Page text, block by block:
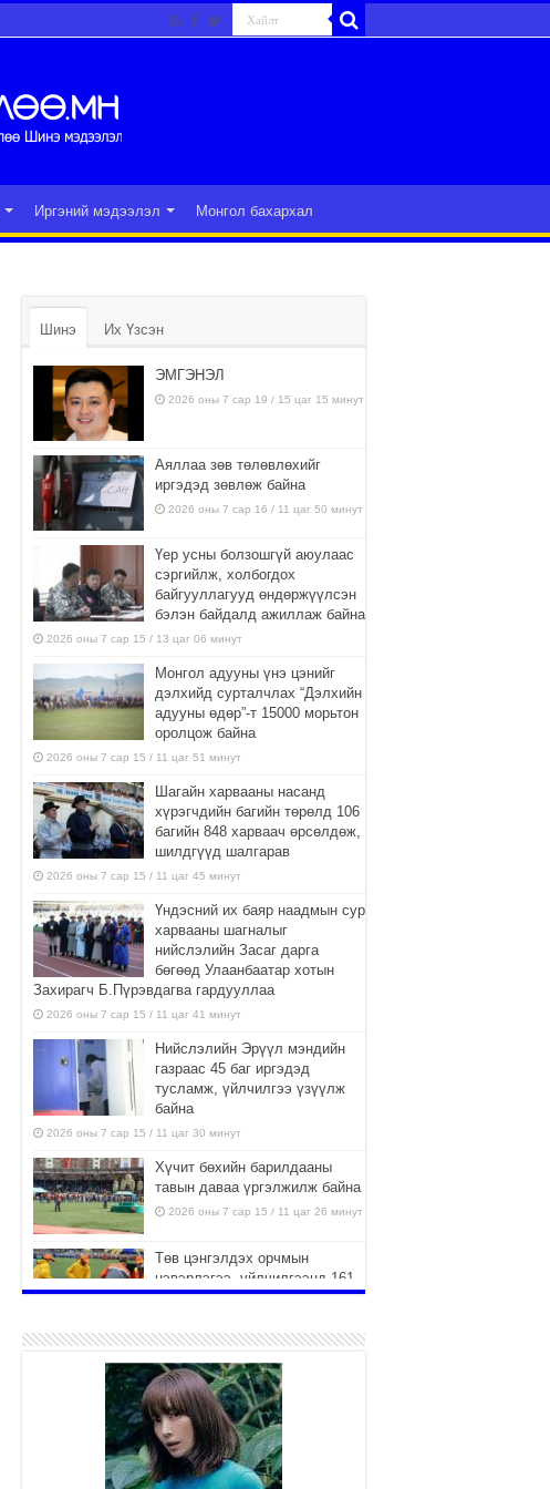
Иргэний мэдээлэл Монгол бахархал
Шинэ Их Үзсэн
ЭМГЭНЭЛ
2026 оны 7 сар 19 / 15 цаг 15 минут
Аяллаа зөв төлөвлөхийг
иргэдэд зөвлөж байна
2026 оны 7 сар 16 / 11 цаг 50 минут
Үер усны болзошгүй аюулаас
сэргийлж, холбогдох
байгууллагууд өндөржүүлсэн
бэлэн байдалд ажиллаж байна
2026 оны 7 сар 15 / 13 цаг 06 минут
Монгол адууны үнэ цэнийг
дэлхийд сурталчлах “Дэлхийн
адууны өдөр”-т 15000 морьтон
оролцож байна
2026 оны 7 сар 15 / 11 цаг 51 минут
Шагайн харвааны насанд
хүрэгчдийн багийн төрөлд 106
багийн 848 харваач өрсөлдөж,
шилдгүүд шалгарав
2026 оны 7 сар 15 / 11 цаг 45 минут
Үндэсний их баяр наадмын сур
харвааны шагналыг
нийслэлийн Засаг дарга
бөгөөд Улаанбаатар хотын
Захирагч Б.Пүрэвдагва гардууллаа
2026 оны 7 сар 15 / 11 цаг 41 минут
Нийслэлийн Эрүүл мэндийн
газраас 45 баг иргэдэд
тусламж, үйлчилгээ үзүүлж
байна
2026 оны 7 сар 15 / 11 цаг 30 минут
Хүчит бөхийн барилдааны
тавын даваа үргэлжилж байна
2026 оны 7 сар 15 / 11 цаг 26 минут
Төв цэнгэлдэх орчмын
цэвэрлэгээ, үйлчилгээнд 161
ажилтан, 27 техниктэй
2026 оны 7 сар 15 / 11 цаг 22 минут
Наадмын амралтын өдрүүдэд
нийслэлийн эрүүл мэндийн
байгууллагууд дараах
хуваарийн дагуу ажиллана
2026 оны 7 сар 15 / 11 цаг 18 минут